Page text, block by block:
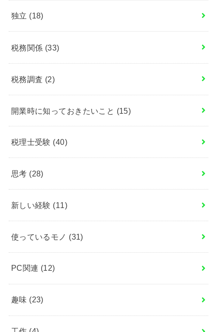
独立 (18)
税務関係 (33)
税務調査 (2)
開業時に知っておきたいこと (15)
税理士受験 (40)
思考 (28)
新しい経験 (11)
使っているモノ (31)
PC関連 (12)
趣味 (23)